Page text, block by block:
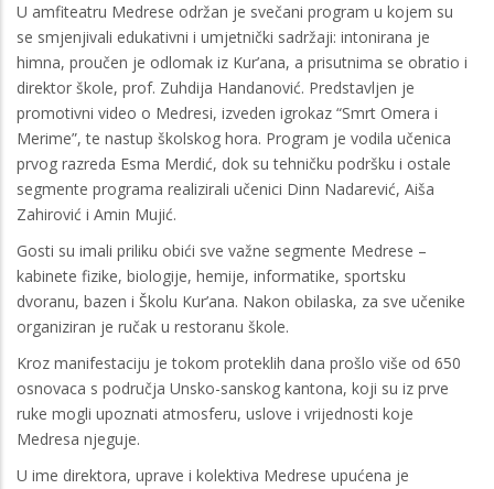
U amfiteatru Medrese održan je svečani program u kojem su
se smjenjivali edukativni i umjetnički sadržaji: intonirana je
himna, proučen je odlomak iz Kur’ana, a prisutnima se obratio i
direktor škole, prof. Zuhdija Handanović. Predstavljen je
promotivni video o Medresi, izveden igrokaz “Smrt Omera i
Merime”, te nastup školskog hora. Program je vodila učenica
prvog razreda Esma Merdić, dok su tehničku podršku i ostale
segmente programa realizirali učenici Dinn Nadarević, Aiša
Zahirović i Amin Mujić.
Gosti su imali priliku obići sve važne segmente Medrese –
kabinete fizike, biologije, hemije, informatike, sportsku
dvoranu, bazen i Školu Kur’ana. Nakon obilaska, za sve učenike
organiziran je ručak u restoranu škole.
Kroz manifestaciju je tokom proteklih dana prošlo više od 650
osnovaca s područja Unsko-sanskog kantona, koji su iz prve
ruke mogli upoznati atmosferu, uslove i vrijednosti koje
Medresa njeguje.
U ime direktora, uprave i kolektiva Medrese upućena je